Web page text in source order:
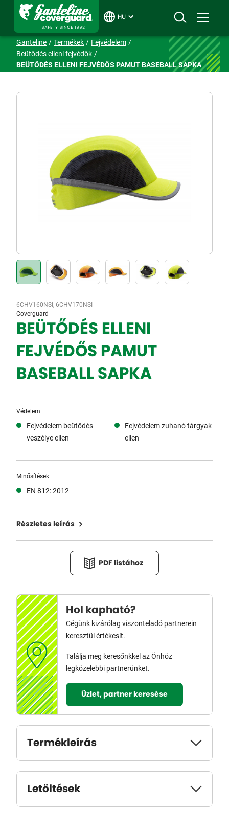
HU
Ganteline Termékek
Fejvédelem
Beütődés elleni fejvédők
BEÜTŐDÉS ELLENI FEJVÉDŐS PAMUT BASEBALL SAPKA
6CHV160NSI, 6CHV170NSI
Coverguard
BEÜTŐDÉS ELLENI
FEJVÉDŐS PAMUT
BASEBALL SAPKA
Védelem
Fejvédelem beütődés
veszélye ellen
Fejvédelem zuhanó tárgyak
ellen
Minősítések
EN 812: 2012
Részletes leírás
PDF listához
Hol kapható?
Cégünk kizárólag viszonteladó partnerein
keresztül értékesít.
Találja meg keresőnkkel az Önhöz
legközelebbi partnerünket.
Üzlet, partner keresése
Termékleírás
Letöltések